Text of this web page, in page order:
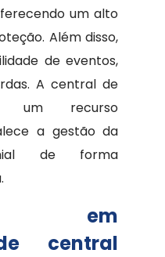
um alto
Além disso,
de eventos,
A central de
um recurso
a gestão da
de forma
em
central